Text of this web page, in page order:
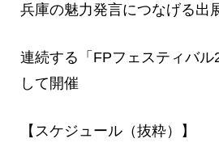
兵庫の魅力発言につなげる出
連続する「FPフェスティバル
して開催
【スケジュール（抜粋）】